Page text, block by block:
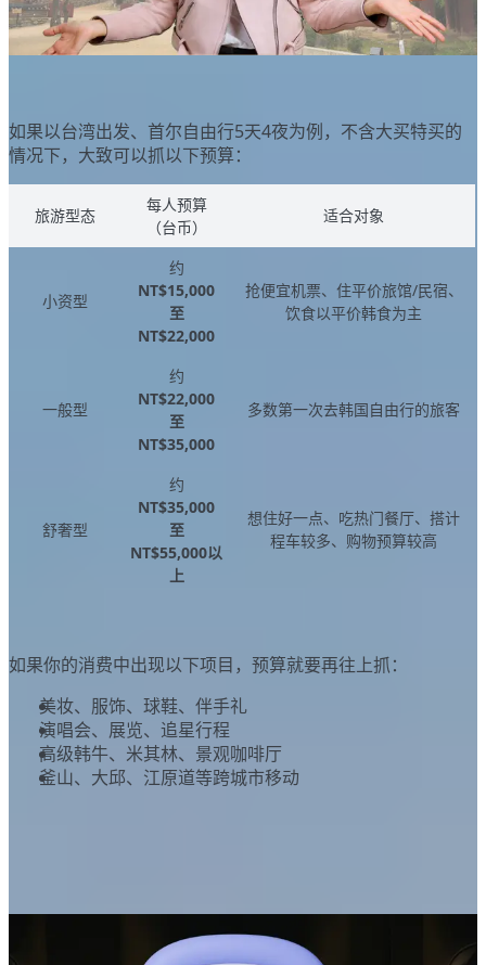
如果以台湾出发、首尔自由行5天4夜为例，不含大买特买的
情况下，大致可以抓以下预算：
旅游型态
每人预算
（台币）
适合对象
小资型
约
NT$15,000
至
NT$22,000
抢便宜机票、住平价旅馆/民宿、
饮食以平价韩食为主
一般型
约
NT$22,000
至
NT$35,000
多数第一次去韩国自由行的旅客
舒奢型
约
NT$35,000
至
NT$55,000以
上
想住好一点、吃热门餐厅、搭计
程车较多、购物预算较高
如果你的消费中出现以下项目，预算就要再往上抓：
美妆、服饰、球鞋、伴手礼
演唱会、展览、追星行程
高级韩牛、米其林、景观咖啡厅
釜山、大邱、江原道等跨城市移动